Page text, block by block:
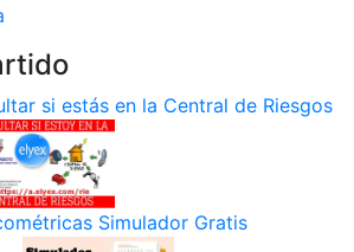
si estás en la Central de Riesgos
Simulador Gratis